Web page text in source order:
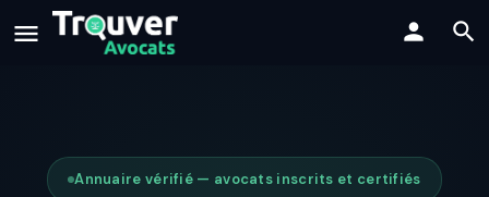
Annuaire vérifié — avocats inscrits et certifiés